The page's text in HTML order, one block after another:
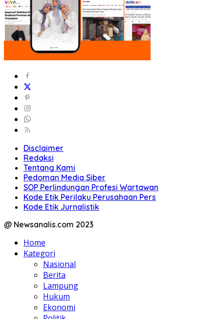
Disclaimer
Redaksi
Tentang Kami
Pedoman Media Siber
SOP Perlindungan Profesi Wartawan
Kode Etik Perilaku Perusahaan Pers
Kode Etik Jurnalistik
@ Newsanalis.com 2023
Home
Kategori
Nasional
Berita
Lampung
Hukum
Ekonomi